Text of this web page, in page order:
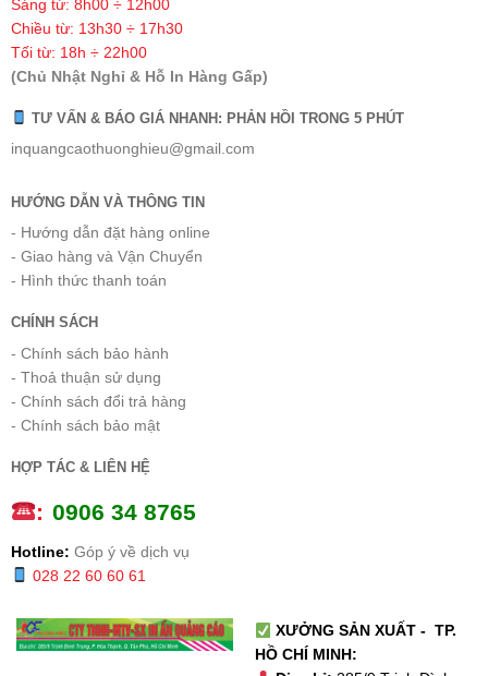
Sáng từ: 8h00 ÷ 12h00
Chiều từ: 13h30 ÷ 17h30
Tối từ: 18h ÷ 22h00
(Chủ Nhật Nghỉ & Hỗ In Hàng Gấp)
TƯ VẤN & BÁO GIÁ NHANH: PHẢN HỒI TRONG 5 PHÚT
inquangcaothuonghieu@gmail.com
HƯỚNG DẪN VÀ THÔNG TIN
- Hướng dẫn đặt hàng online
- Giao hàng và Vận Chuyển
- Hình thức thanh toán
CHÍNH SÁCH
- Chính sách bảo hành
- Thoả thuận sử dụng
- Chính sách đổi trả hàng
- Chính sách bảo mật
HỢP TÁC & LIÊN HỆ
: 0906 34 8765
Hotline: Góp ý về dịch vụ
028 22 60 60 61
XƯỞNG SẢN XUẤT - TP.
HỒ CHÍ MINH: